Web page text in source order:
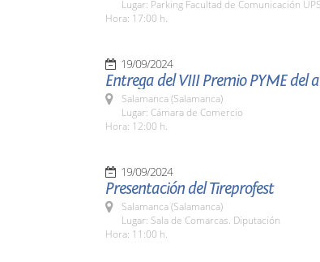
Lugar: Parking Facultad de Comunicación
Hora: 17:00 h.
19/09/2024
Entrega del VIII Premio PYME del
Salamanca (Salamanca)
Lugar: Cámara de Comercio
Hora: 12:00 h.
19/09/2024
Presentación del Tireprofest
Salamanca (Salamanca)
Lugar: Sala de Comarcas. Diputación
Hora: 11:00 h.